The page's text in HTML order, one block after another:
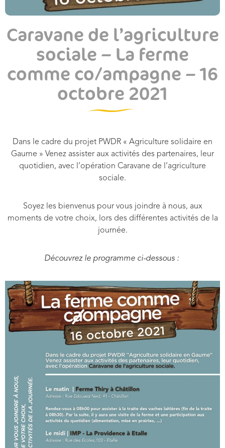
Caravane de l’agriculture
sociale – La ferme
comme co/ampagne – 16
octobre 2021
Dans le cadre du projet PWDR « Agriculture solidaire en
Gaume » Venez assister aux activités des partenaires, leur
quotidien, avec l’opération Caravane de l’agriculture
sociale.
Soyez les bienvenus pour vous joindre à nous, aux
moments de votre choix, lors des différentes activités de la
journée.
Découvrez le programme ci-dessous :